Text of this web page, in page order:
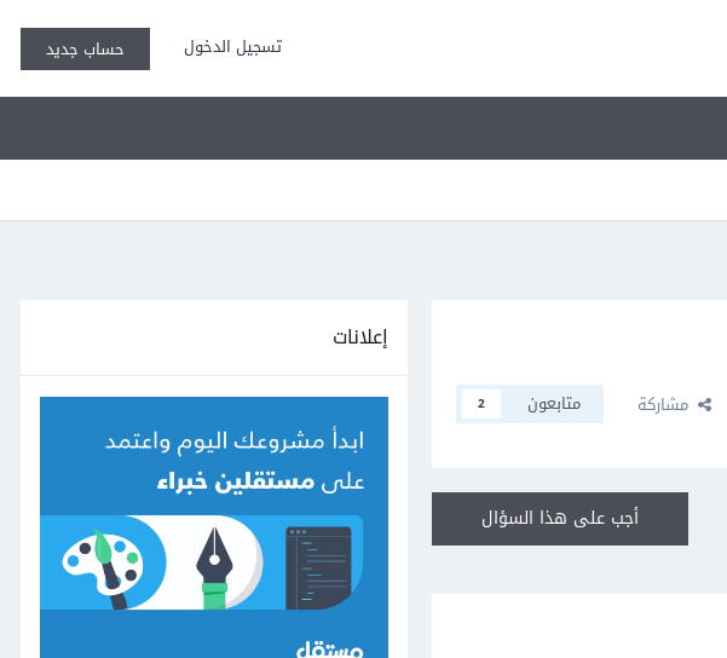
تسجيل الدخول حساب جديد
مشاركة متابعون 2
أجب على هذا السؤال
إعلانات